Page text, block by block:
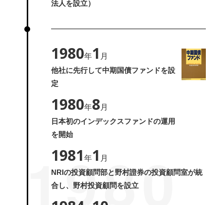
法人を設立）
1980
1980年1 月
他社に先行して中期国債ファンドを設
定
1980年8 月
日本初のインデックスファンドの運用
を開始
1981 年1 月
NRIの投資顧問部と野村證券の投資顧問室が統
合し、野村投資顧問を設立